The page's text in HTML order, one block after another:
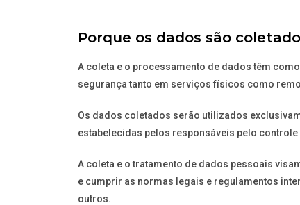
Porque os dados são
A coleta e o processamento de dados têm
segurança tanto em serviços físicos como
Os dados coletados serão utilizados
estabelecidas pelos responsáveis pelo
A coleta e o tratamento de dados pessoais
e cumprir as normas legais e regulamentos
outros.